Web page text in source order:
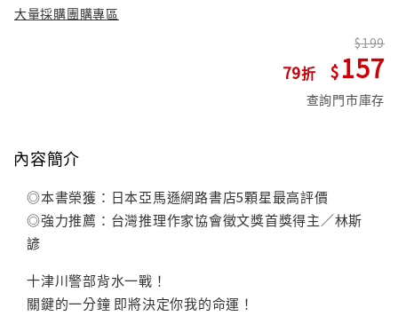
大量採購團購專區
79
199
157
查詢門市庫存
內容簡介
◎本書榮獲：日本亞馬遜網路書店5顆星最高評價
◎強力推薦：台灣推理作家協會徵文獎首獎得主／林斯
諺
十津川警部背水一戰！
關鍵的一分鐘 即將決定你我的命運！